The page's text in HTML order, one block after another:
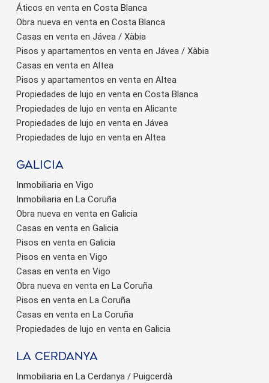
Áticos en venta en Costa Blanca
Obra nueva en venta en Costa Blanca
Casas en venta en Jávea / Xàbia
Pisos y apartamentos en venta en Jávea / Xàbia
Casas en venta en Altea
Pisos y apartamentos en venta en Altea
Propiedades de lujo en venta en Costa Blanca
Propiedades de lujo en venta en Alicante
Propiedades de lujo en venta en Jávea
Propiedades de lujo en venta en Altea
Galicia
Inmobiliaria en Vigo
Inmobiliaria en La Coruña
Obra nueva en venta en Galicia
Casas en venta en Galicia
Pisos en venta en Galicia
Pisos en venta en Vigo
Casas en venta en Vigo
Obra nueva en venta en La Coruña
Pisos en venta en La Coruña
Casas en venta en La Coruña
Propiedades de lujo en venta en Galicia
La Cerdanya
Inmobiliaria en La Cerdanya / Puigcerdà
Guardar configuración